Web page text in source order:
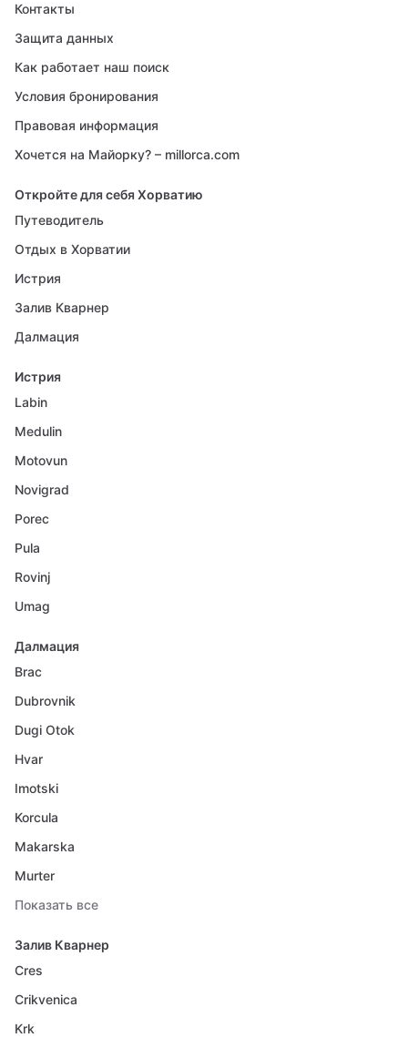
Контакты
Защита данных
Как работает наш поиск
Условия бронирования
Правовая информация
Хочется на Майорку? – millorca.com
Откройте для себя Хорватию
Путеводитель
Отдых в Хорватии
Истрия
Залив Кварнер
Далмация
Истрия
Labin
Medulin
Motovun
Novigrad
Porec
Pula
Rovinj
Umag
Далмация
Brac
Dubrovnik
Dugi Otok
Hvar
Imotski
Korcula
Makarska
Murter
Показать все
Залив Кварнер
Cres
Crikvenica
Krk